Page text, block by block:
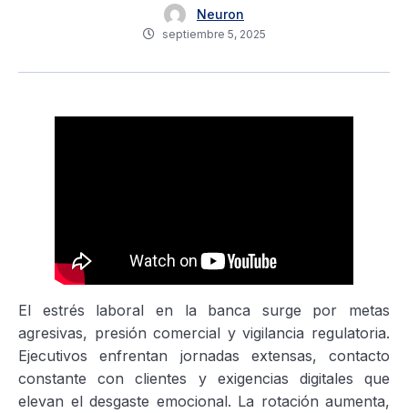
Neuron
septiembre 5, 2025
El estrés laboral en la banca surge por metas
agresivas, presión comercial y vigilancia regulatoria.
Ejecutivos enfrentan jornadas extensas, contacto
constante con clientes y exigencias digitales que
elevan el desgaste emocional. La rotación aumenta,